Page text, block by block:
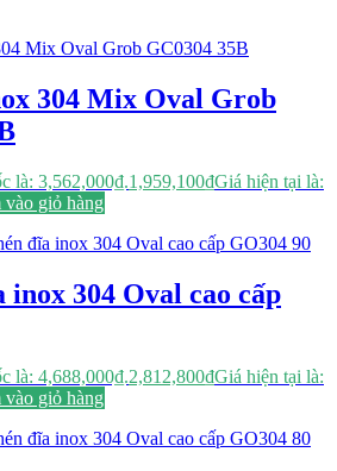
304 Mix Oval Grob
là: 3,562,000₫.1,959,100₫Giá hiện tại là:
vào giỏ hàng
inox 304 Oval cao cấp
là: 4,688,000₫.2,812,800₫Giá hiện tại là:
vào giỏ hàng